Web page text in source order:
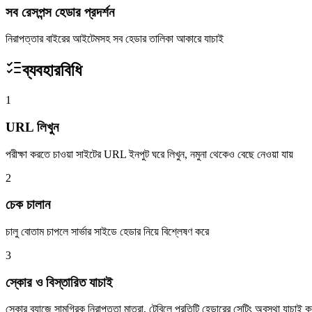
সব রেসপন্স হেডার প্রদর্শন
নিরাপত্তার বাইরের আইটেমসহ সব হেডার তালিকা আকারে যাচাই
ব্যবহারবিধি
1
URL লিখুন
পরীক্ষা করতে চাওয়া সাইটের URL ইনপুট ঘরে লিখুন, নমুনা থেকেও বেছে নেওয়া যায়
2
চেক চালান
চালু বোতাম চাপলে সার্ভার সাইডে হেডার নিয়ে বিশ্লেষণ করে
3
স্কোর ও বিস্তারিত যাচাই
স্কোর ব্যাজে সামগ্রিক নিরাপত্তা মাত্রা, টেবিলে প্রতিটি হেডারের সেটিং অবস্থা যাচাই